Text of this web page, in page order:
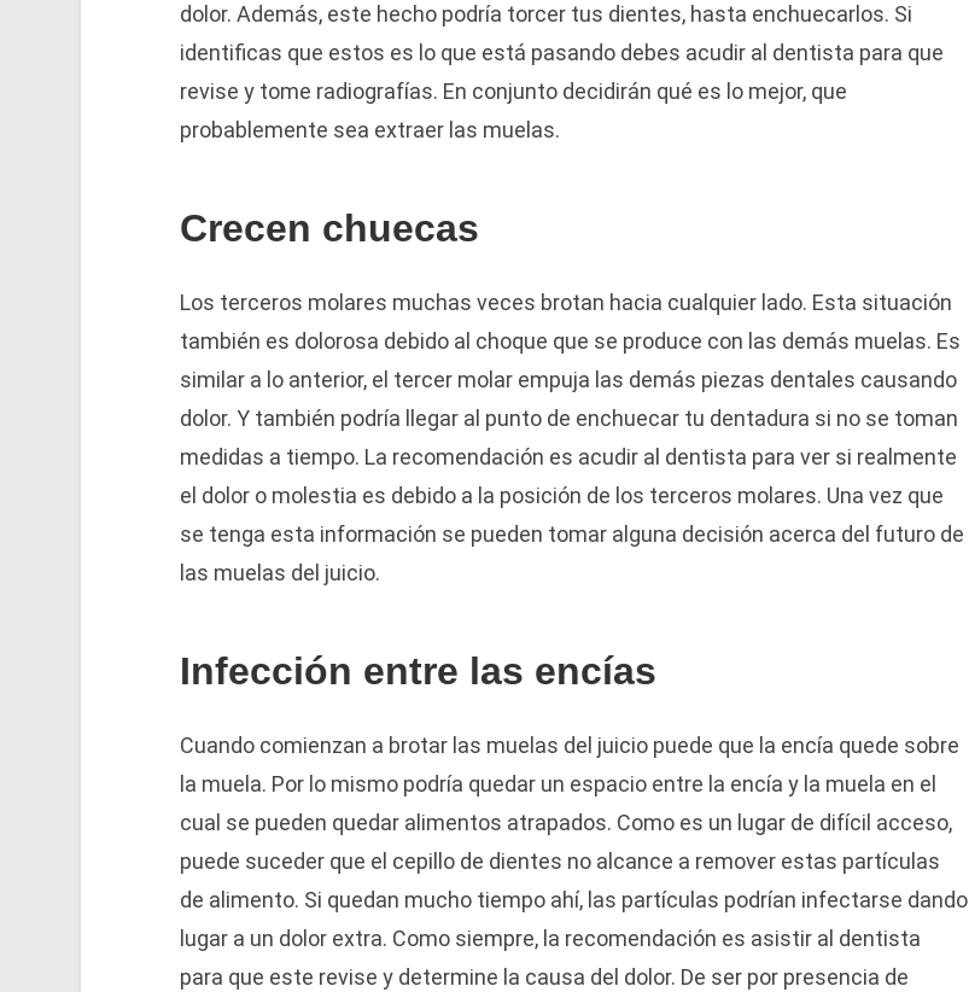
dolor. Además, este hecho podría torcer tus dientes, hasta enchuecarlos. Si
identificas que estos es lo que está pasando debes acudir al dentista para que
revise y tome radiografías. En conjunto decidirán qué es lo mejor, que
probablemente sea extraer las muelas.
Crecen chuecas
Los terceros molares muchas veces brotan hacia cualquier lado. Esta situación
también es dolorosa debido al choque que se produce con las demás muelas. Es
similar a lo anterior, el tercer molar empuja las demás piezas dentales causando
dolor. Y también podría llegar al punto de enchuecar tu dentadura si no se toman
medidas a tiempo. La recomendación es acudir al dentista para ver si realmente
el dolor o molestia es debido a la posición de los terceros molares. Una vez que
se tenga esta información se pueden tomar alguna decisión acerca del futuro de
las muelas del juicio.
Infección entre las encías
Cuando comienzan a brotar las muelas del juicio puede que la encía quede sobre
la muela. Por lo mismo podría quedar un espacio entre la encía y la muela en el
cual se pueden quedar alimentos atrapados. Como es un lugar de difícil acceso,
puede suceder que el cepillo de dientes no alcance a remover estas partículas
de alimento. Si quedan mucho tiempo ahí, las partículas podrían infectarse dando
lugar a un dolor extra. Como siempre, la recomendación es asistir al dentista
para que este revise y determine la causa del dolor. De ser por presencia de